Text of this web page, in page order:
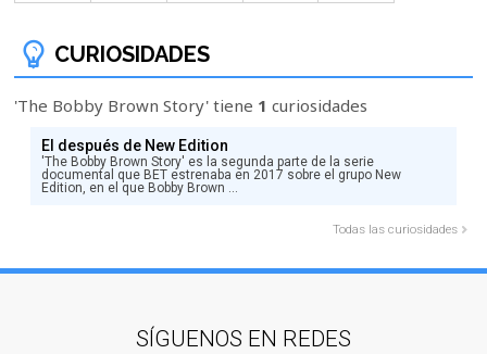
CURIOSIDADES
'The Bobby Brown Story' tiene 1 curiosidades
El después de New Edition
'The Bobby Brown Story' es la segunda parte de la serie
documental que BET estrenaba en 2017 sobre el grupo New
Edition, en el que Bobby Brown ...
Todas las curiosidades
SÍGUENOS EN REDES